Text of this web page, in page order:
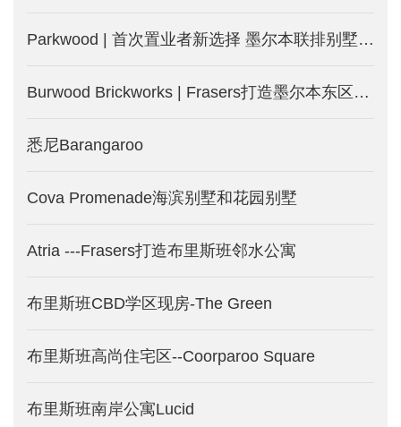
Parkwood | 首次置业者新选择 墨尔本联排别墅火热发售-墨尔本新楼盘
Burwood Brickworks | Frasers打造墨尔本东区Burwood城中城-墨尔本新楼盘发售
悉尼Barangaroo
Cova Promenade海滨别墅和花园别墅
Atria ---Frasers打造布里斯班邻水公寓
布里斯班CBD学区现房-The Green
布里斯班高尚住宅区--Coorparoo Square
布里斯班南岸公寓Lucid